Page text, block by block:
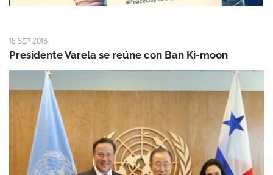
18 SEP 2016
Presidente Varela se reúne con Ban Ki-moon